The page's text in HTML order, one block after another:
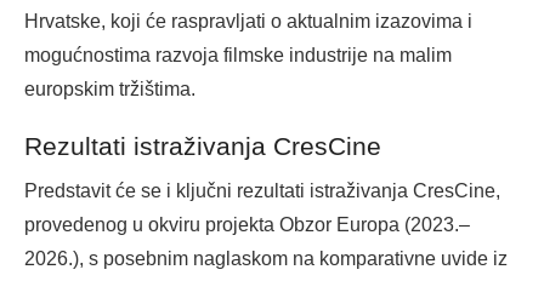
Hrvatske, koji će raspravljati o aktualnim izazovima i
mogućnostima razvoja filmske industrije na malim
europskim tržištima.
Rezultati istraživanja CresCine
Predstavit će se i ključni rezultati istraživanja CresCine,
provedenog u okviru projekta Obzor Europa (2023.–
2026.), s posebnim naglaskom na komparativne uvide iz